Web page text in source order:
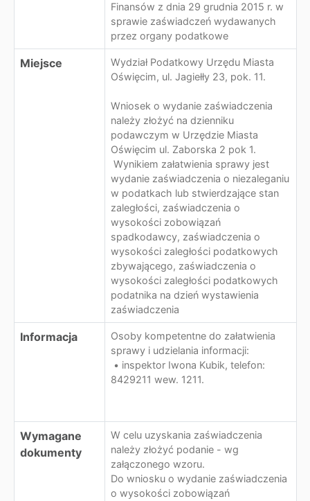
Finansów z dnia 29 grudnia 2015 r. w
sprawie zaświadczeń wydawanych
przez organy podatkowe
Miejsce
Wydział Podatkowy Urzędu Miasta
Oświęcim, ul. Jagiełły 23, pok. 11.
Wniosek o wydanie zaświadczenia
należy złożyć na dzienniku
podawczym w Urzędzie Miasta
Oświęcim ul. Zaborska 2 pok 1.
Wynikiem załatwienia sprawy jest
wydanie zaświadczenia o niezaleganiu
w podatkach lub stwierdzające stan
zaległości, zaświadczenia o
wysokości zobowiązań
spadkodawcy, zaświadczenia o
wysokości zaległości podatkowych
zbywającego, zaświadczenia o
wysokości zaległości podatkowych
podatnika na dzień wystawienia
zaświadczenia
Informacja
Osoby kompetentne do załatwienia
sprawy i udzielania informacji:
• inspektor Iwona Kubik, telefon:
8429211 wew. 1211.
Wymagane
dokumenty
W celu uzyskania zaświadczenia
należy złożyć podanie - wg
załączonego wzoru.
Do wniosku o wydanie zaświadczenia
o wysokości zobowiązań